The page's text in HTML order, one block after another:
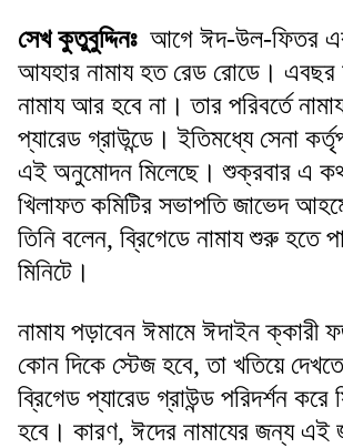
সেখ কুতুবুদ্দিনঃআগে ঈদ-উল-ফিতর
আযহার নামায হত রেড রোডে।
নামায আর হবে না। তার পরিবর্তে
প্যারেড গ্রাউন্ডে। ইতিমধ্যে সেনা
এই অনুমোদন মিলেছে। শুক্রবার এ
খিলাফত কমিটির সভাপতি জাভেদ
তিনি বলেন, ব্রিগেডে নামায শুরু হতে
মিনিটে।
নামায পড়াবেন ঈমামে ঈদাইন ক্কারী
কোন দিকে স্টেজ হবে, তা খতিয়ে
ব্রিগেড প্যারেড গ্রাউন্ড পরিদর্শন করে
হবে। কারণ, ঈদের নামাযের জন্য এই